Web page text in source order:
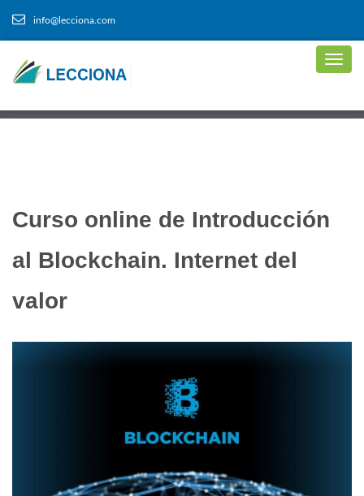
info@lecciona.com
Curso online de Introducción
al Blockchain. Internet del
valor